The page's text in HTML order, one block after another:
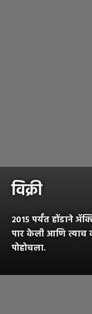
विक्री
२०१५ पर्यंत होंडाने
पार केली आणि त्याच
पोहोचला.